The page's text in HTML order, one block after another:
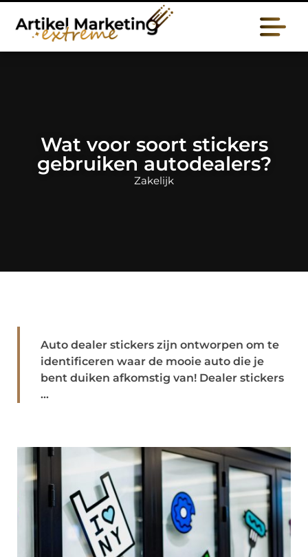
Wat voor soort stickers
gebruiken autodealers?
Zakelijk
Auto dealer stickers zijn ontworpen om te
identificeren waar de mooie auto die je
bent duiken afkomstig van! Dealer stickers
...